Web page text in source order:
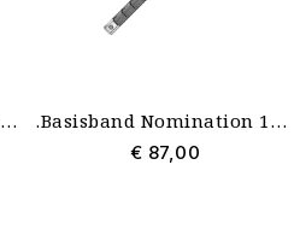
.Basisband Nomination 18 schakels goudkleur nieuw met Style Icon Link en gouden schakel .Basisband Nomination 18 schakels zwart nieuw met Style Icon Link en emaille schakel
€ 87,00